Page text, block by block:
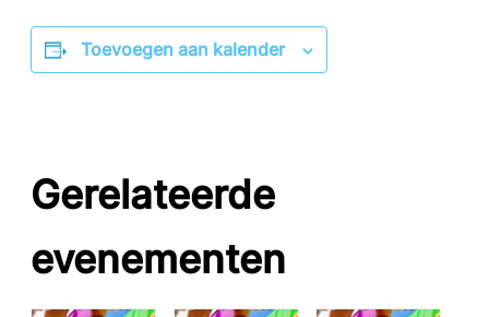
Toevoegen aan kalender
Gerelateerde
evenementen